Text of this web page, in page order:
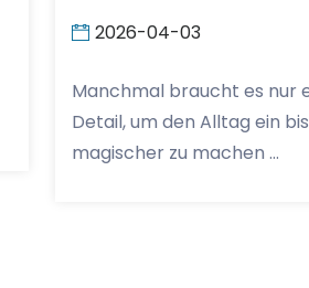
2026-04-03
Manchmal braucht es nur
Detail, um den Alltag ein
magischer zu machen …